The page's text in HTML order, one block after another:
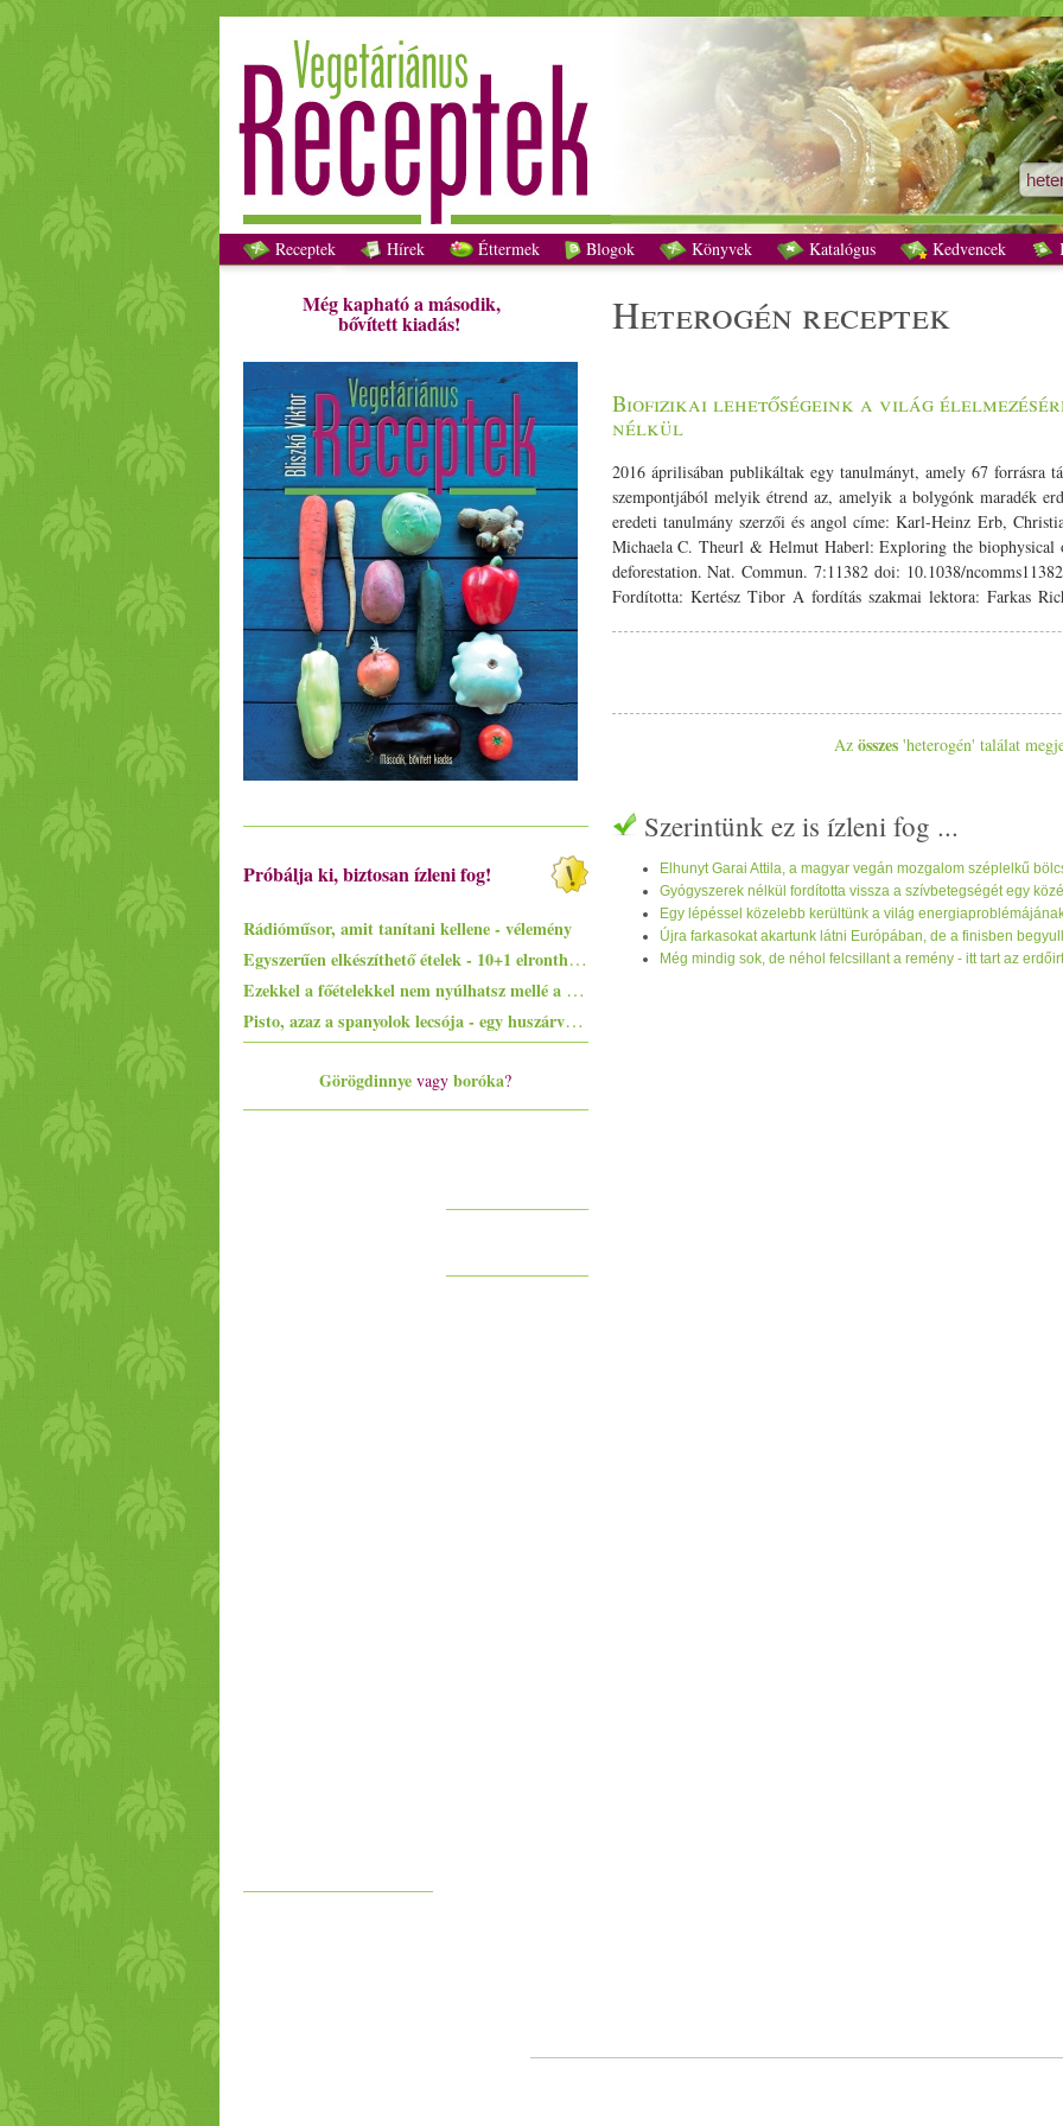
heterogén receptek - Vegetáriánus receptek
Receptek Hírek Éttermek Blogok Könyvek Katalógus Kedvencek
Még kapható a második,
bővített kiadás!
Próbálja ki, biztosan ízleni fog!
Rádióműsor, amit tanítani kellene - vélemény
Egyszerűen elkészíthető ételek - 10+1 elronthatatlan recept kezdő konyhatündéreknek
Ezekkel a főételekkel nem nyúlhatsz mellé a hőségben - 5+1 kánikularecept
Pisto, azaz a spanyolok lecsója - egy huszárvágással tesszük laktatóbbá
Görögdinnye vagy boróka?
heterogén receptek
Biofizikai lehetőségeink a világ
nélkül
2016 áprilisában publikáltak egy tanulmányt, amely 67 forrásra
szempontjából melyik étrend az, amelyik a bolygónk maradék
eredeti tanulmány szerzői és angol címe: Karl-Heinz Erb,
Michaela C. Theurl & Helmut Haberl: Exploring the
deforestation. Nat. Commun. 7:11382 doi: 10.1038/­­
Fordította: Kertész Tibor A fordítás szakmai lektora: Farkas
terméshozamokra, a mezőgazdasági területekre, az
vonatkozó reális feltételezéseket. Minden egyes forgatókönyv
globális élelmiszer-ellátás, még alacsony terméshozamok mellett
különböznek a biomassza-termelés, a termőterület iránti
elsősorban az emberi étrend mennyiségi és minőségi
behatárolják az lehetőségeket. Ha nem számolunk emberi
állapotú területeken, akkor a kereskedelem volumene
táplálkozási módok globálisan egymáshoz konvergálnak,
élelmiszerekből önellátó legyen. Előszó A földterületek
rendszerben, a globális biológiai sokféleség jelentős részét
nyújtanak, amelyek nélkülözhetetlenek az emberiség
használja,2,3 és a globális potenciális nettó elsődleges
olyan szinteket érhetnek el, amelyek veszélyeztetik az
általuk képviselt nagy természeti értékek miatt (átalakításuk is
Az összes 'heterogén' találat
Szerintünk ez is ízleni fog ...
Elhunyt Garai Attila, a magyar vegán mozgalom széplelkű
Gyógyszerek nélkül fordította vissza a szívbetegségét egy
Egy lépéssel közelebb kerültünk a világ
Újra farkasokat akartunk látni Európában, de a finisben
Még mindig sok, de néhol felcsillant a remény - itt tart az